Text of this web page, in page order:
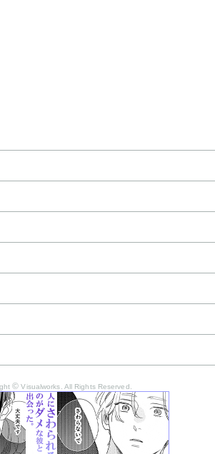
© Visualworks. All Rights Reserved.